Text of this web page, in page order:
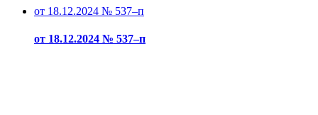
от 18.12.2024 № 537–п
от 18.12.2024 № 537–п